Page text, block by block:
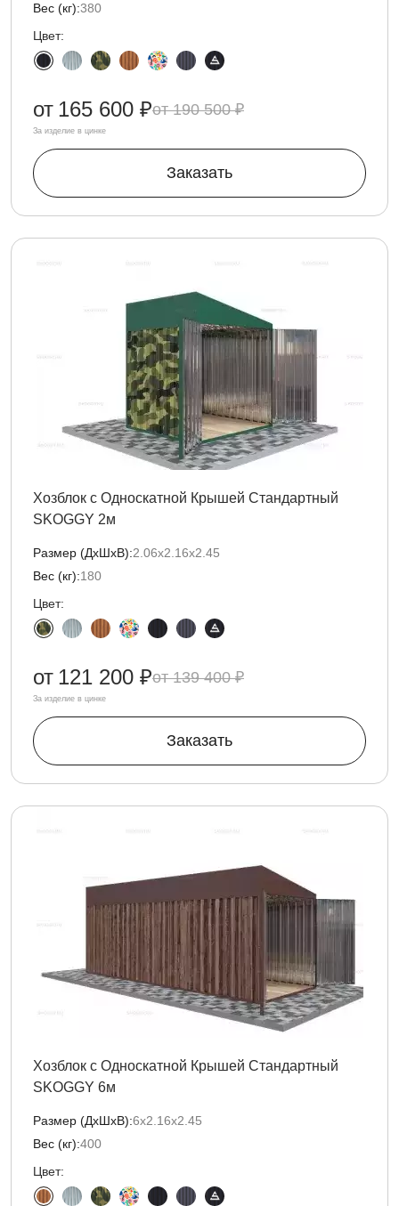
Вес (кг):380
Цвет:
190 500 ₽
от 165 600 ₽
За изделие в цинке
Заказать
Хозблок с Односкатной Крышей Стандартный
SKOGGY 2м
Размер (ДxШxВ):2.06х2.16х2.45
Вес (кг):180
Цвет:
139 400 ₽
от 121 200 ₽
За изделие в цинке
Заказать
Хозблок с Односкатной Крышей Стандартный
SKOGGY 6м
Размер (ДxШxВ):6х2.16х2.45
Вес (кг):400
Цвет: